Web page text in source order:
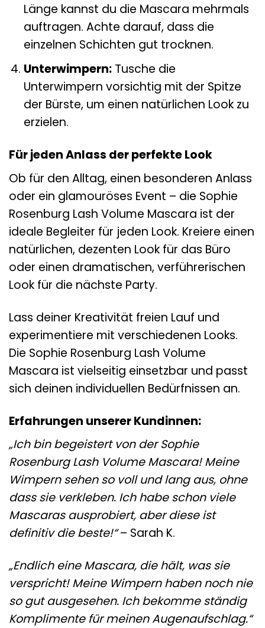
Länge kannst du die Mascara mehrmals
auftragen. Achte darauf, dass die
einzelnen Schichten gut trocknen.
Unterwimpern:Tusche die
Unterwimpern vorsichtig mit der Spitze
der Bürste, um einen natürlichen Look zu
erzielen.
Für jeden Anlass der perfekte Look
Ob für den Alltag, einen besonderen Anlass
oder ein glamouröses Event – die Sophie
Rosenburg Lash Volume Mascara ist der
ideale Begleiter für jeden Look. Kreiere einen
natürlichen, dezenten Look für das Büro
oder einen dramatischen, verführerischen
Look für die nächste Party.
Lass deiner Kreativität freien Lauf und
experimentiere mit verschiedenen Looks.
Die Sophie Rosenburg Lash Volume
Mascara ist vielseitig einsetzbar und passt
sich deinen individuellen Bedürfnissen an.
Erfahrungen unserer Kundinnen:
„Ich bin begeistert von der Sophie
Rosenburg Lash Volume Mascara! Meine
Wimpern sehen so voll und lang aus, ohne
dass sie verkleben. Ich habe schon viele
Mascaras ausprobiert, aber diese ist
definitiv die beste!“– Sarah K.
„Endlich eine Mascara, die hält, was sie
verspricht! Meine Wimpern haben noch nie
so gut ausgesehen. Ich bekomme ständig
Komplimente für meinen Augenaufschlag.“